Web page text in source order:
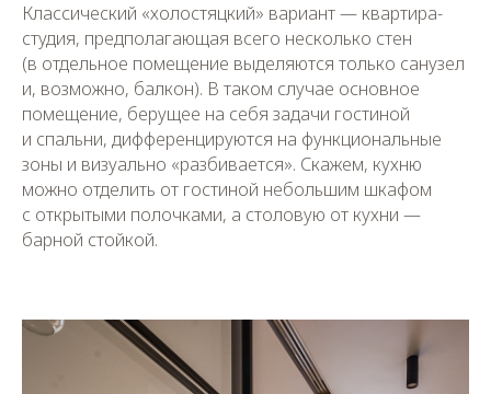
Классический «холостяцкий» вариант — квартира-
студия, предполагающая всего несколько стен
(в отдельное помещение выделяются только санузел
и, возможно, балкон). В таком случае основное
помещение, берущее на себя задачи гостиной
и спальни, дифференцируются на функциональные
зоны и визуально «разбивается». Скажем, кухню
можно отделить от гостиной небольшим шкафом
с открытыми полочками, а столовую от кухни —
барной стойкой.